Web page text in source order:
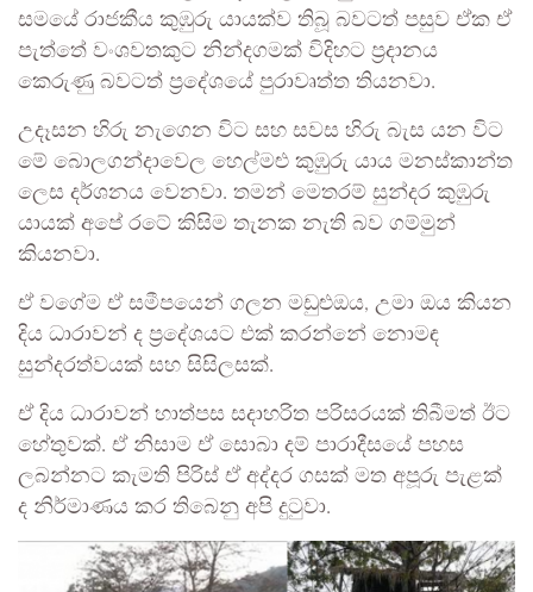
සමයේ රාජකීය කුඹුරු යායක්ව තිබූ බවටත් පසුව ඒක ඒ
පැත්තේ වංශවතකුට නින්දගමක් විදිහට ප්‍රදානය
කෙරුණු බවටත් ප්‍රදේශයේ පුරාවෘත්ත තියනවා.
උදෑසන හිරු නැගෙන විට සහ සවස හිරු බැස යන විට
මේ බොලගන්දාවෙල හෙල්මළු කුඹුරු යාය මනස්කාන්ත
ලෙස දර්ශනය වෙනවා. තමන් මෙතරම් සුන්දර කුඹුරු
යායක් අපේ රටේ කිසිම තැනක නැති බව ගම්මුන්
කියනවා.
ඒ වගේම ඒ සමීපයෙන් ගලන මඩුළුඔය, උමා ඔය කියන
දිය ධාරාවන් ද ප්‍රදේශයට එක් කරන්නේ නොමඳ
සුන්දරත්වයක් සහ සිසිලසක්.
ඒ දිය ධාරාවන් හාත්පස සදාහරිත පරිසරයක් තිබීමත් ඊට
හේතුවක්. ඒ නිසාම ඒ සොබා දම් පාරාදීසයේ පහස
ලබන්නට කැමති පිරිස් ඒ අද්දර ගසක් මත අපූරු පැළක්
ද නිර්මාණය කර තිබෙනු අපි දුටුවා.